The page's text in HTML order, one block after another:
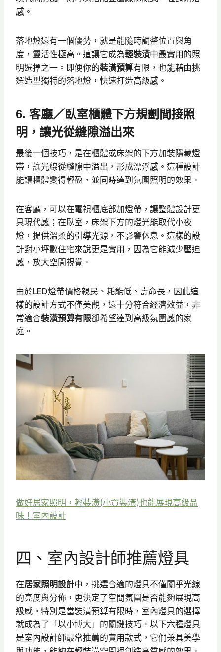
感。
落地燈還有一個優勢，就是能隨時調整位置與角
度，靈活性極高。這讓它成為輕裝潢中最實用的照
明選擇之一。即便你的裝潢預算有限，也能藉由挑
選造型獨特的落地燈，快速打造高級感。
6. 客廳／臥室櫃體下方規劃間接照
明，讓光從縫隙溢出來
最後一個技巧，是在櫃體或床架的下方加裝隱藏燈
帶，讓光線從縫隙中溢出，形成漂浮感。這種設計
能讓櫃體變得輕盈，並同時達到氛圍照明的效果。
在客廳，可以在電視櫃底部加燈帶，讓整體設計更
具現代感；在臥室，床架下方的燈光能取代小夜
燈，提供溫柔的引導光源，不影響休息。這樣的設
計對小坪數住宅來說更是實用，因為它能減少壓迫
感，放大空間視覺。
由於LED燈帶價格親民、耗能低、壽命長，因此這
樣的設計方式不僅美觀，還十分符合經濟效益，非
常適合裝潢預算有限卻希望達到高級氛圍感的家
庭。
做好居家照明，輕裝潢(小資裝潢)也能展現高級品
味！室內設計
四、室內設計師推薦燈具
在居家照明設計中，挑選合適的燈具不僅關乎光線
的亮度與分佈，更決定了空間氛圍是否能夠展現高
級感。特別是當裝潢預算有限時，室內燈具的選擇
就成為了「以小博大」的關鍵技巧。以下六種燈具
是室內設計師最常推薦的實用款式，它們兼具美學